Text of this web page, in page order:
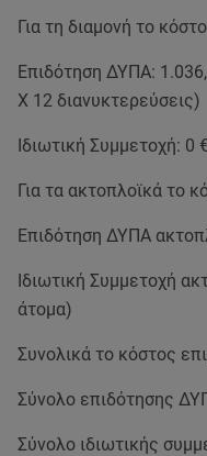
Για τη διαμονή το
Επιδότηση ΔΥΠΑ:
Χ 12 διανυκτερεύσεις)
Ιδιωτική Συμμετοχή: 0 €
Για τα ακτοπλοϊκά το
Επιδότηση ΔΥΠΑ
Ιδιωτική Συμμετοχή
άτομα)
Συνολικά το κόστος
Σύνολο επιδότησης
Σύνολο ιδιωτικής